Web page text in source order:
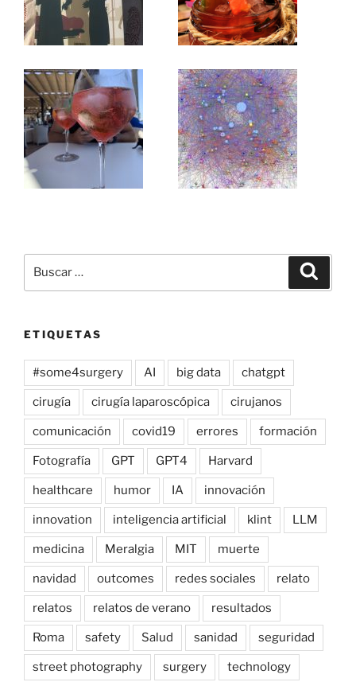
por:
ETIQUETAS
#some4surgery AI big data chatgpt
cirugía cirugía laparoscópica cirujanos
comunicación covid19 errores formación
Fotografía GPT GPT4 Harvard
healthcare humor IA innovación
innovation inteligencia artificial klint LLM
medicina Meralgia MIT muerte
navidad outcomes redes sociales relato
relatos relatos de verano resultados
Roma safety Salud sanidad seguridad
street photography surgery technology